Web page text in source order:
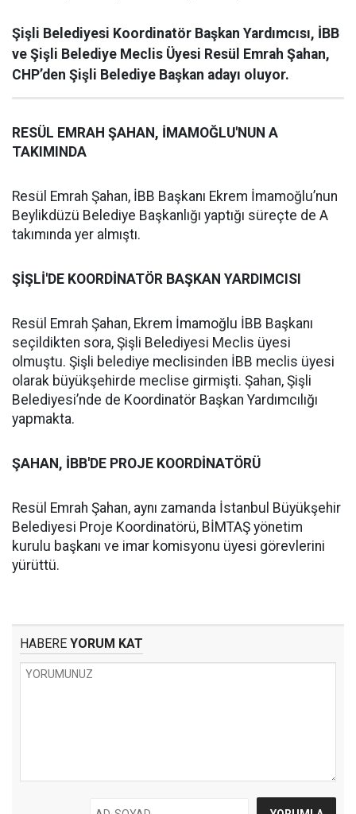
Şişli Belediyesi Koordinatör Başkan Yardımcısı, İBB
ve Şişli Belediye Meclis Üyesi Resül Emrah Şahan,
CHP’den Şişli Belediye Başkan adayı oluyor.
RESÜL EMRAH ŞAHAN, İMAMOĞLU'NUN A
TAKIMINDA
Resül Emrah Şahan, İBB Başkanı Ekrem İmamoğlu’nun
Beylikdüzü Belediye Başkanlığı yaptığı süreçte de A
takımında yer almıştı.
ŞİŞLİ'DE KOORDİNATÖR BAŞKAN YARDIMCISI
Resül Emrah Şahan, Ekrem İmamoğlu İBB Başkanı
seçildikten sora, Şişli Belediyesi Meclis üyesi
olmuştu. Şişli belediye meclisinden İBB meclis üyesi
olarak büyükşehirde meclise girmişti. Şahan, Şişli
Belediyesi’nde de Koordinatör Başkan Yardımcılığı
yapmakta.
ŞAHAN, İBB'DE PROJE KOORDİNATÖRÜ
Resül Emrah Şahan, aynı zamanda İstanbul Büyükşehir
Belediyesi Proje Koordinatörü, BİMTAŞ yönetim
kurulu başkanı ve imar komisyonu üyesi görevlerini
yürüttü.
HABERE YORUM KAT